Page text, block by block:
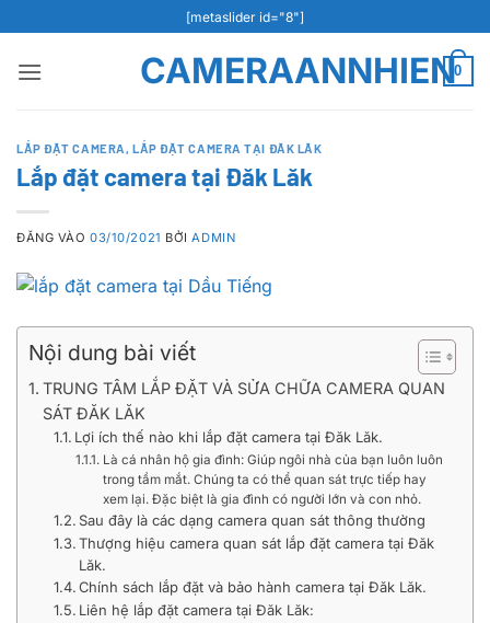
qua
nội
[metaslider id="8"]
CAMERAANNHIEN0
LẮP ĐẶT CAMERA, LẮP ĐẶT CAMERA TẠI ĐĂK LĂK
Lắp đặt camera tại Đăk Lăk
ĐĂNG VÀO03/10/2021 BỞIADMIN
Nội dung bài viết
TRUNG TÂM LẮP ĐẶT VÀ SỬA CHỮA CAMERA QUAN
SÁT ĐĂK LĂK
Lợi ích thế nào khi lắp đặt camera tại Đăk Lăk.
Là cá nhân hộ gia đình: Giúp ngôi nhà của bạn luôn luôn
trong tầm mắt. Chúng ta có thể quan sát trực tiếp hay
xem lại. Đặc biệt là gia đình có người lớn và con nhỏ.
Sau đây là các dạng camera quan sát thông thường
Thượng hiệu camera quan sát lắp đặt camera tại Đăk
Lăk.
Chính sách lắp đặt và bảo hành camera tại Đăk Lăk.
Liên hệ lắp đặt camera tại Đăk Lăk: